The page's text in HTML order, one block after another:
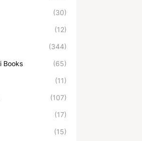
(30)
(12)
(344)
Books (65)
(11)
(107)
(17)
(15)